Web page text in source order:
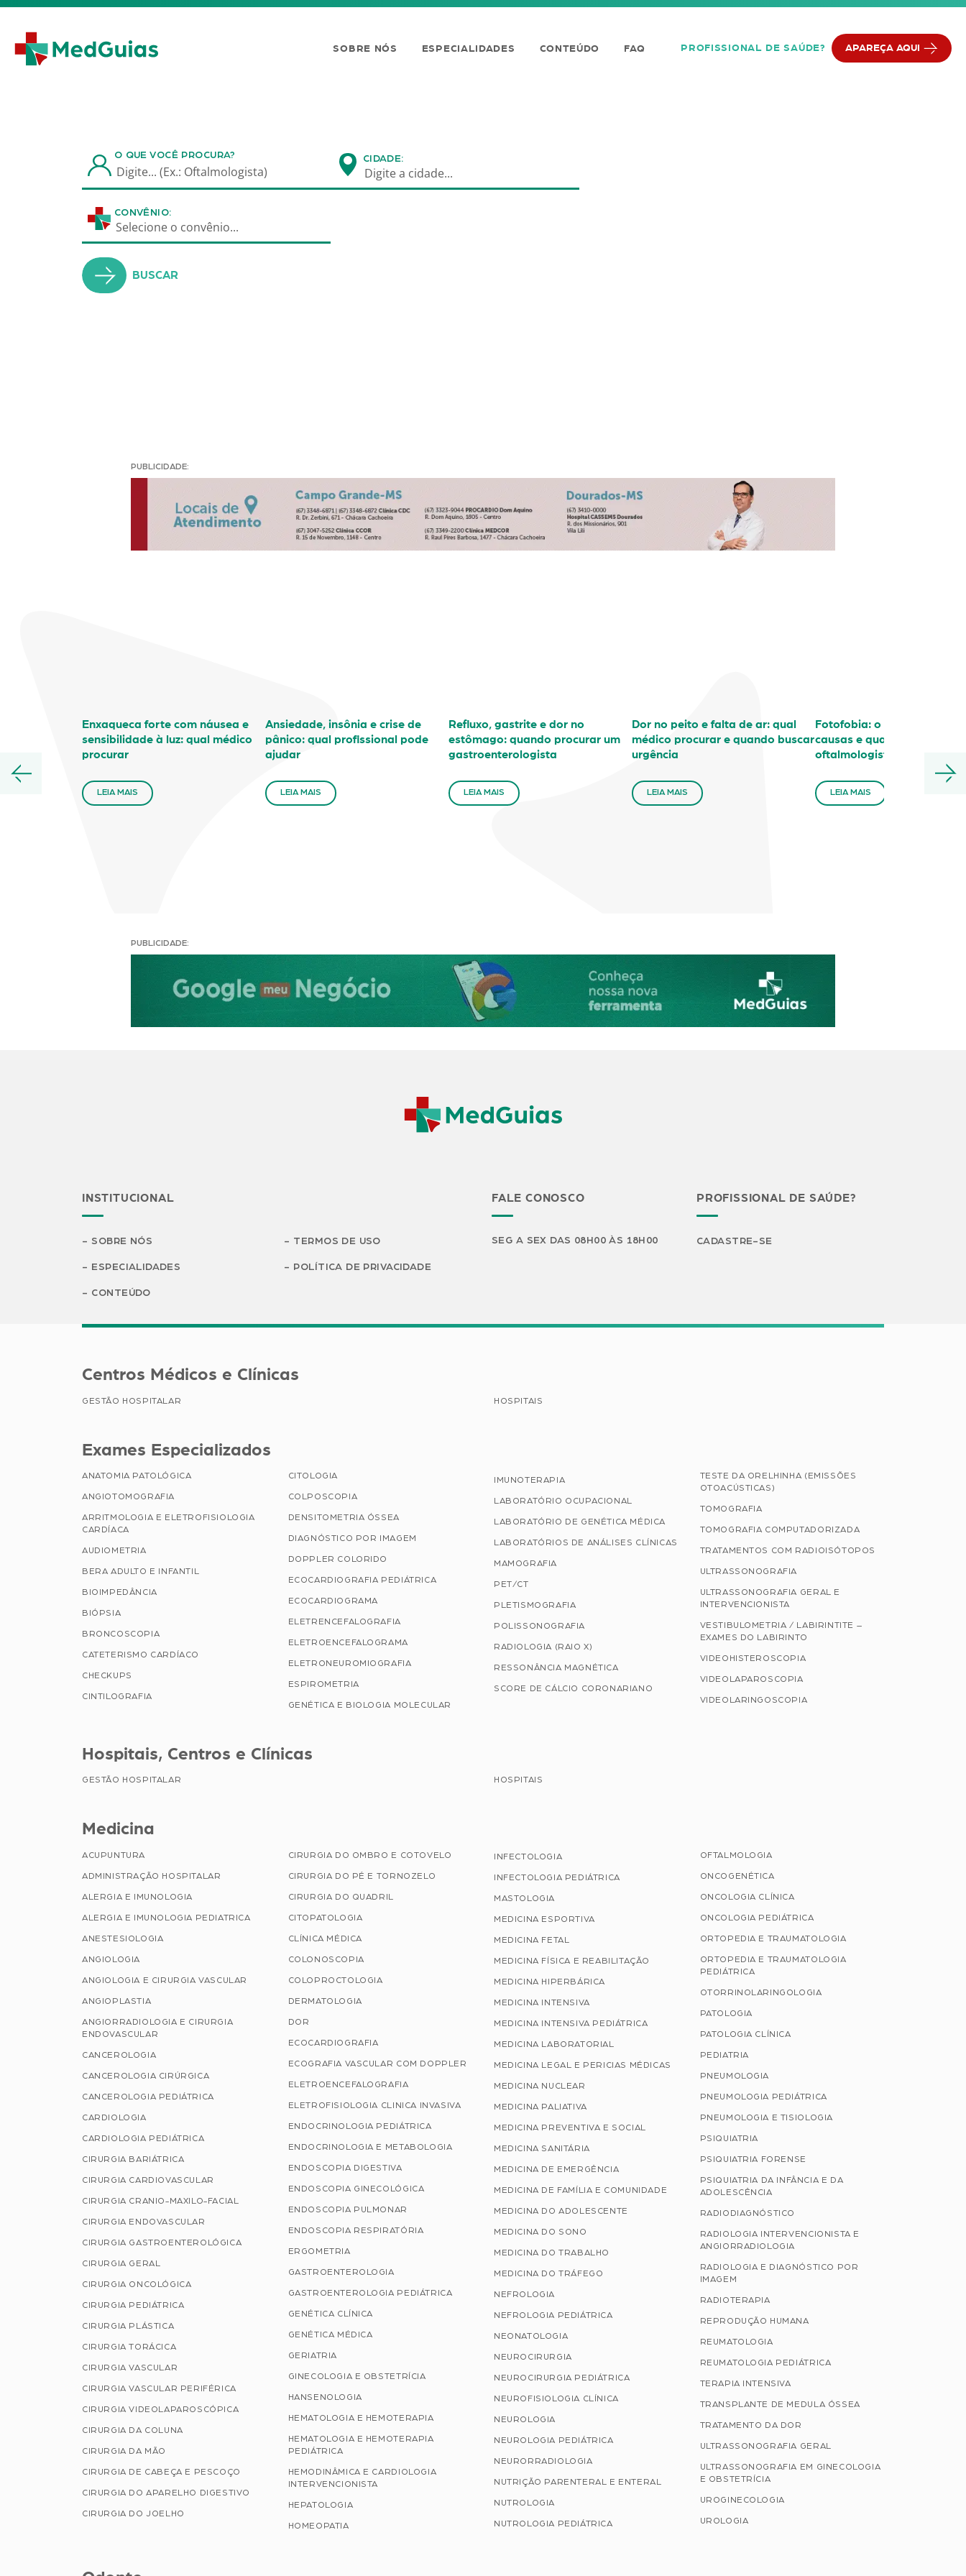
Ir para o conteúdo
SOBRE NÓS ESPECIALIDADES CONTEÚDO FAQ PROFISSIONAL DE SAÚDE? APAREÇA AQUI
O QUE VOCÊ PROCURA? CIDADE:
Digite a cidade...
CONVÊNIO:
Selecione o convênio...
BUSCAR
PUBLICIDADE:
Enxaqueca forte com náusea e
sensibilidade à luz: qual médico
procurar
LEIA MAIS
Ansiedade, insônia e crise de
pânico: qual profissional pode
ajudar
LEIA MAIS
Refluxo, gastrite e dor no
estômago: quando procurar um
gastroenterologista
LEIA MAIS
Dor no peito e falta de ar: qual
médico procurar e quando buscar
urgência
LEIA MAIS
Fotofobia: o que é,
causas e quando procurar
oftalmologista
LEIA MAIS
PUBLICIDADE:
INSTITUCIONAL
SOBRE NÓS
ESPECIALIDADES
CONTEÚDO
TERMOS DE USO
POLÍTICA DE PRIVACIDADE
FALE CONOSCO
SEG A SEX DAS 08H00 ÀS 18H00
PROFISSIONAL DE SAÚDE?
CADASTRE-SE
Centros Médicos e Clínicas
GESTÃO HOSPITALAR HOSPITAIS
Exames Especializados
ANATOMIA PATOLÓGICA
ANGIOTOMOGRAFIA
ARRITMOLOGIA E ELETROFISIOLOGIA
CARDÍACA
AUDIOMETRIA
BERA ADULTO E INFANTIL
BIOIMPEDÂNCIA
BIÓPSIA
BRONCOSCOPIA
CATETERISMO CARDÍACO
CHECKUPS
CINTILOGRAFIA
CITOLOGIA
COLPOSCOPIA
DENSITOMETRIA ÓSSEA
DIAGNÓSTICO POR IMAGEM
DOPPLER COLORIDO
ECOCARDIOGRAFIA PEDIÁTRICA
ECOCARDIOGRAMA
ELETRENCEFALOGRAFIA
ELETROENCEFALOGRAMA
ELETRONEUROMIOGRAFIA
ESPIROMETRIA
GENÉTICA E BIOLOGIA MOLECULAR
IMUNOTERAPIA
LABORATÓRIO OCUPACIONAL
LABORATÓRIO DE GENÉTICA MÉDICA
LABORATÓRIOS DE ANÁLISES CLÍNICAS
MAMOGRAFIA
PET/CT
PLETISMOGRAFIA
POLISSONOGRAFIA
RADIOLOGIA (RAIO X)
RESSONÂNCIA MAGNÉTICA
SCORE DE CÁLCIO CORONARIANO
TESTE DA ORELHINHA (EMISSÕES
OTOACÚSTICAS)
TOMOGRAFIA
TOMOGRAFIA COMPUTADORIZADA
TRATAMENTOS COM RADIOISÓTOPOS
ULTRASSONOGRAFIA
ULTRASSONOGRAFIA GERAL E
INTERVENCIONISTA
VESTIBULOMETRIA / LABIRINTITE –
EXAMES DO LABIRINTO
VIDEOHISTEROSCOPIA
VIDEOLAPAROSCOPIA
VIDEOLARINGOSCOPIA
Hospitais, Centros e Clínicas
GESTÃO HOSPITALAR HOSPITAIS
Medicina
ACUPUNTURA
ADMINISTRAÇÃO HOSPITALAR
ALERGIA E IMUNOLOGIA
ALERGIA E IMUNOLOGIA PEDIATRICA
ANESTESIOLOGIA
ANGIOLOGIA
ANGIOLOGIA E CIRURGIA VASCULAR
ANGIOPLASTIA
ANGIORRADIOLOGIA E CIRURGIA
ENDOVASCULAR
CANCEROLOGIA
CANCEROLOGIA CIRÚRGICA
CANCEROLOGIA PEDIÁTRICA
CARDIOLOGIA
CARDIOLOGIA PEDIÁTRICA
CIRURGIA BARIÁTRICA
CIRURGIA CARDIOVASCULAR
CIRURGIA CRANIO-MAXILO-FACIAL
CIRURGIA ENDOVASCULAR
CIRURGIA GASTROENTEROLÓGICA
CIRURGIA GERAL
CIRURGIA ONCOLÓGICA
CIRURGIA PEDIÁTRICA
CIRURGIA PLÁSTICA
CIRURGIA TORÁCICA
CIRURGIA VASCULAR
CIRURGIA VASCULAR PERIFÉRICA
CIRURGIA VIDEOLAPAROSCÓPICA
CIRURGIA DA COLUNA
CIRURGIA DA MÃO
CIRURGIA DE CABEÇA E PESCOÇO
CIRURGIA DO APARELHO DIGESTIVO
CIRURGIA DO JOELHO
CIRURGIA DO OMBRO E COTOVELO
CIRURGIA DO PÉ E TORNOZELO
CIRURGIA DO QUADRIL
CITOPATOLOGIA
CLÍNICA MÉDICA
COLONOSCOPIA
COLOPROCTOLOGIA
DERMATOLOGIA
DOR
ECOCARDIOGRAFIA
ECOGRAFIA VASCULAR COM DOPPLER
ELETROENCEFALOGRAFIA
ELETROFISIOLOGIA CLINICA INVASIVA
ENDOCRINOLOGIA PEDIÁTRICA
ENDOCRINOLOGIA E METABOLOGIA
ENDOSCOPIA DIGESTIVA
ENDOSCOPIA GINECOLÓGICA
ENDOSCOPIA PULMONAR
ENDOSCOPIA RESPIRATÓRIA
ERGOMETRIA
GASTROENTEROLOGIA
GASTROENTEROLOGIA PEDIÁTRICA
GENÉTICA CLÍNICA
GENÉTICA MÉDICA
GERIATRIA
GINECOLOGIA E OBSTETRÍCIA
HANSENOLOGIA
HEMATOLOGIA E HEMOTERAPIA
HEMATOLOGIA E HEMOTERAPIA
PEDIÁTRICA
HEMODINÂMICA E CARDIOLOGIA
INTERVENCIONISTA
HEPATOLOGIA
HOMEOPATIA
INFECTOLOGIA
INFECTOLOGIA PEDIÁTRICA
MASTOLOGIA
MEDICINA ESPORTIVA
MEDICINA FETAL
MEDICINA FÍSICA E REABILITAÇÃO
MEDICINA HIPERBÁRICA
MEDICINA INTENSIVA
MEDICINA INTENSIVA PEDIÁTRICA
MEDICINA LABORATORIAL
MEDICINA LEGAL E PERICIAS MÉDICAS
MEDICINA NUCLEAR
MEDICINA PALIATIVA
MEDICINA PREVENTIVA E SOCIAL
MEDICINA SANITÁRIA
MEDICINA DE EMERGÊNCIA
MEDICINA DE FAMÍLIA E COMUNIDADE
MEDICINA DO ADOLESCENTE
MEDICINA DO SONO
MEDICINA DO TRABALHO
MEDICINA DO TRÁFEGO
NEFROLOGIA
NEFROLOGIA PEDIÁTRICA
NEONATOLOGIA
NEUROCIRURGIA
NEUROCIRURGIA PEDIÁTRICA
NEUROFISIOLOGIA CLÍNICA
NEUROLOGIA
NEUROLOGIA PEDIÁTRICA
NEURORRADIOLOGIA
NUTRIÇÃO PARENTERAL E ENTERAL
NUTROLOGIA
NUTROLOGIA PEDIÁTRICA
OFTALMOLOGIA
ONCOGENÉTICA
ONCOLOGIA CLÍNICA
ONCOLOGIA PEDIÁTRICA
ORTOPEDIA E TRAUMATOLOGIA
ORTOPEDIA E TRAUMATOLOGIA
PEDIÁTRICA
OTORRINOLARINGOLOGIA
PATOLOGIA
PATOLOGIA CLÍNICA
PEDIATRIA
PNEUMOLOGIA
PNEUMOLOGIA PEDIÁTRICA
PNEUMOLOGIA E TISIOLOGIA
PSIQUIATRIA
PSIQUIATRIA FORENSE
PSIQUIATRIA DA INFÂNCIA E DA
ADOLESCÊNCIA
RADIODIAGNÓSTICO
RADIOLOGIA INTERVENCIONISTA E
ANGIORRADIOLOGIA
RADIOLOGIA E DIAGNÓSTICO POR
IMAGEM
RADIOTERAPIA
REPRODUÇÃO HUMANA
REUMATOLOGIA
REUMATOLOGIA PEDIÁTRICA
TERAPIA INTENSIVA
TRANSPLANTE DE MEDULA ÓSSEA
TRATAMENTO DA DOR
ULTRASSONOGRAFIA GERAL
ULTRASSONOGRAFIA EM GINECOLOGIA
E OBSTETRÍCIA
UROGINECOLOGIA
UROLOGIA